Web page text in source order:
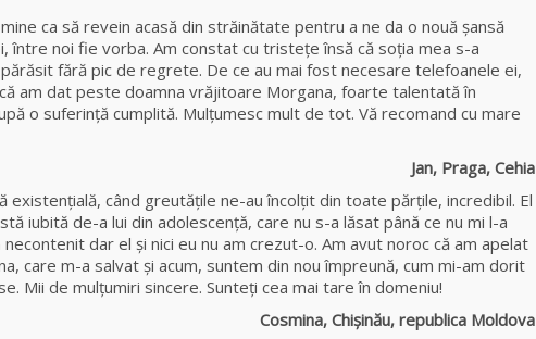
tămăduitoare
vindecătoare de
farmece și
blesteme Sandra
Cea mai
puternică
vrăjitoare de
magie albă și
ca să revein acasă din străinătate pentru a ne da o nouă șansă
între noi fie vorba. Am constat cu tristețe însă că soţia mea s-a
fără pic de regrete. De ce au mai fost necesare telefoanele ei,
am dat peste doamna vrăjitoare Morgana, foarte talentată în
o suferinţă cumplită. Mulţumesc mult de tot. Vă recomand cu mare
Jan, Praga, Cehia
existențială, când greutățile ne-au încolțit din toate părțile, incredibil. El
iubită de-a lui din adolescență, care nu s-a lăsat până ce nu mi l-a
dar el și nici eu nu am crezut-o. Am avut noroc că am apelat
care m-a salvat şi acum, suntem din nou împreună, cum mi-am dorit
Mii de mulţumiri sincere. Sunteți cea mai tare în domeniu!
Chișinău, republica Moldova